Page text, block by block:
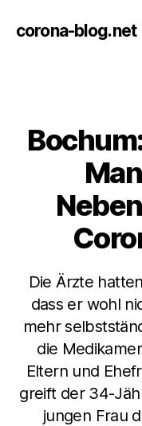
corona-blog.net
Die Ärzte
dass er wohl
mehr
die
Eltern und
greift der 34-
jungen Frau